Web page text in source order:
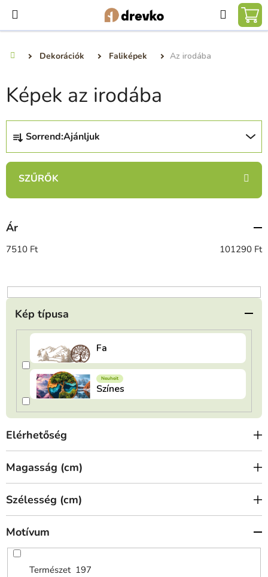
fő
Dekorációk Faliképek Az irodába
Képek az irodába
T
r
é
e
k
r
n
d
Sorrend:Ajánljuk
Ár
7510 Ft 101290 Ft
Kép típusa
Elérhetőség
Magasság (cm)
Szélesség (cm)
Motívum
Természet 197